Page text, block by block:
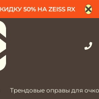
Трендовые оправы для